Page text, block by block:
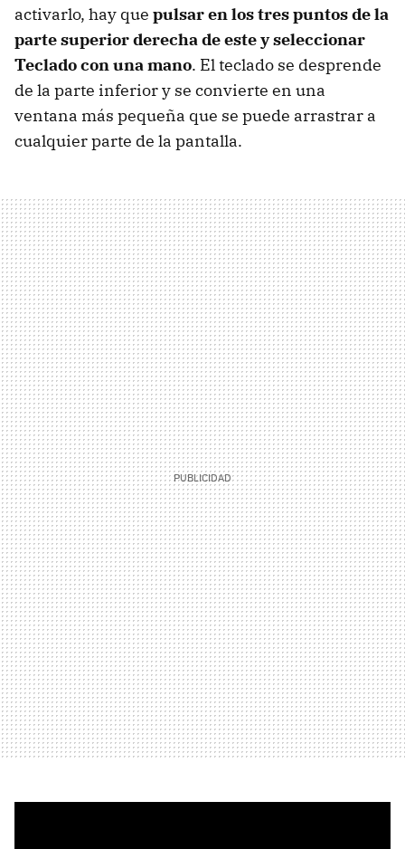
activarlo, hay que pulsar en los tres puntos de la
parte superior derecha de este y seleccionar
Teclado con una mano. El teclado se desprende
de la parte inferior y se convierte en una
ventana más pequeña que se puede arrastrar a
cualquier parte de la pantalla.